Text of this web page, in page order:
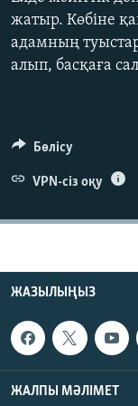
ЖАЗЫЛЫҢЫЗ
жатыр. Көбіне
адамның
алып, басқаға
Бөлісу
VPN-сіз оқу
ЖАЗЫЛЫҢЫЗ
ЖАЛПЫ МӘЛІМЕТ